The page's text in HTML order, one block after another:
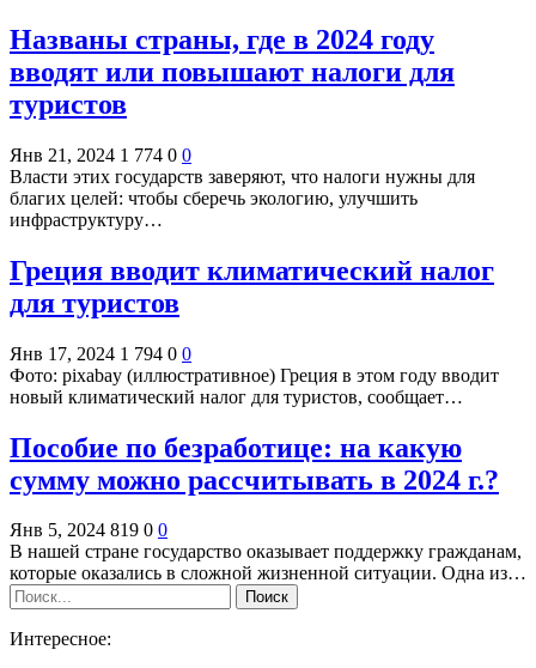
Названы страны, где в 2024 году
вводят или повышают налоги для
туристов
Янв 21, 2024 1 774 0 0
Власти этих государств заверяют, что налоги нужны для
благих целей: чтобы сберечь экологию, улучшить
инфраструктуру…
Греция вводит климатический налог
для туристов
Янв 17, 2024 1 794 0 0
Фото: pixabay (иллюстративное) Греция в этом году вводит
новый климатический налог для туристов, сообщает…
Пособие по безработице: на какую
сумму можно рассчитывать в 2024 г.?
Янв 5, 2024 819 0 0
В нашей стране государство оказывает поддержку гражданам,
которые оказались в сложной жизненной ситуации. Одна из…
Интересное: